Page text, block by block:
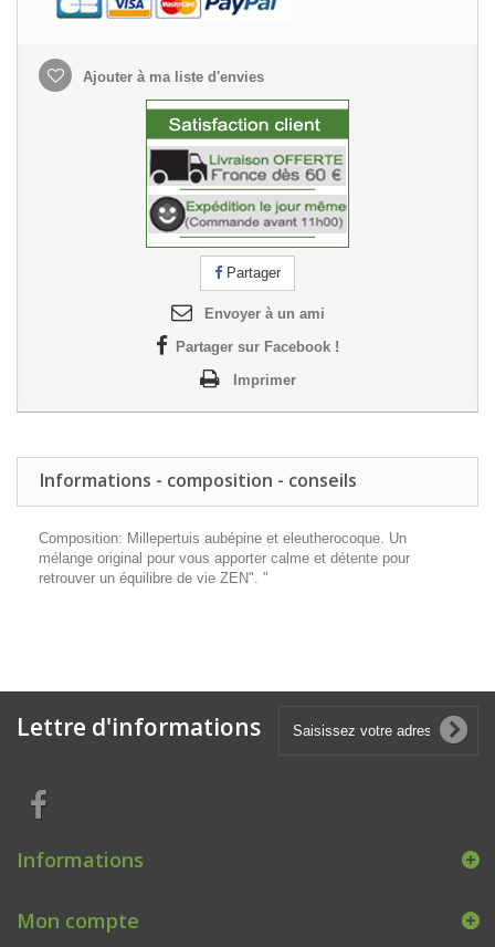
Ajouter à ma liste d'envies
Partager
Envoyer à un ami
Partager sur Facebook !
Imprimer
Informations - composition - conseils
Composition: Millepertuis aubépine et eleutherocoque. Un
mélange original pour vous apporter calme et détente pour
retrouver un équilibre de vie ZEN". "
Lettre d'informations
Informations
Mon compte